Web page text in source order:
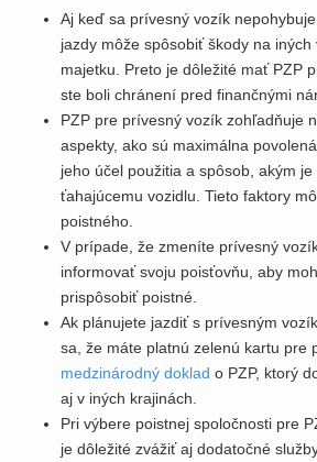
Aj keď sa prívesný vozík
jazdy môže spôsobiť škody na iných
majetku. Preto je dôležité mať PZP
ste boli chránení pred finančnými
PZP pre prívesný vozík zohľadňuje
aspekty, ako sú maximálna
jeho účel použitia a spôsob, akým
ťahajúcemu vozidlu. Tieto faktory
poistného.
V prípade, že zmeníte prívesný
informovať svoju poisťovňu, aby
prispôsobiť poistné.
Ak plánujete jazdiť s prívesným
sa, že máte platnú zelenú kartu pre
medzinárodný doklad o PZP, ktorý
aj v iných krajinách.
Pri výbere poistnej spoločnosti pre
je dôležité zvážiť aj dodatočné